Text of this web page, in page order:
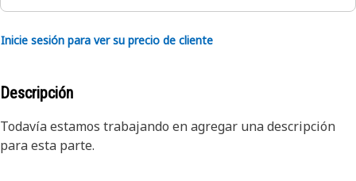
Inicie sesión para ver su precio de cliente
Descripción
Todavía estamos trabajando en agregar una descripción
para esta parte.